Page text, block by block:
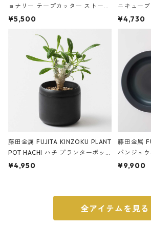
ョナリー テープカッター ストーン
サンドカラー 石調 ideaco Station
¥5,500
ニキュー
石調
E ストー
¥4,730
藤田金属 FUJITA KINZOKU PLANT
POT HACHI ハチ プランターポッ
ト 3号 ブラック
¥4,950
藤田金属
パンジュ
m ガス火
¥9,900
全アイテムを見る